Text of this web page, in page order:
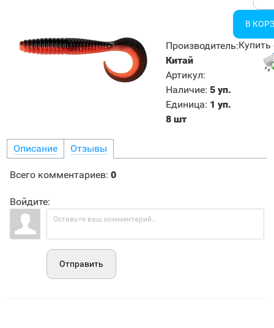
Производитель:
Китай
Артикул:
Наличие: 5 уп.
Единица: 1 уп.
8 шт
Купить
Описание Отзывы
Всего комментариев: 0
Войдите:
Отправить